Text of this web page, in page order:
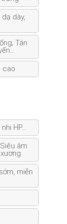
dày,
Tán
cao
HP…
âm
miễn